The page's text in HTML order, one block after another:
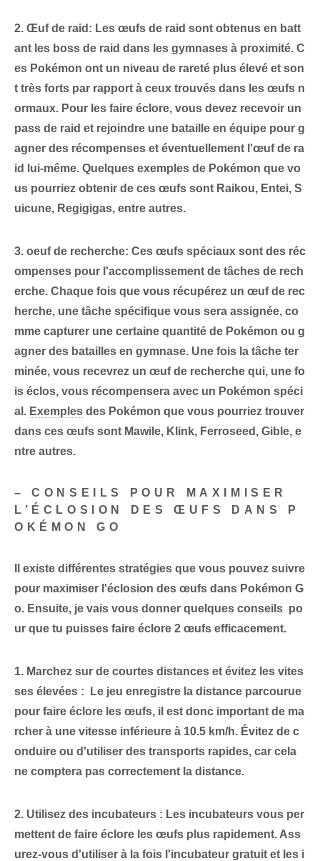
2.⁢ Œuf de raid : Les œufs de raid sont obtenus en batt
ant les boss de raid dans les gymnases à proximité. C
es Pokémon ont un niveau de rareté plus élevé et son
t très forts par rapport à ceux trouvés dans les œufs n
ormaux. Pour les faire éclore, vous devez recevoir un
pass de raid et rejoindre une bataille en équipe pour g
agner des récompenses et éventuellement l'œuf de ra
id lui-même. ‌Quelques exemples de Pokémon que vo
us pourriez obtenir de ces œufs‌ sont Raikou, Entei, S
uicune, Regigigas, ⁢entre autres.
3. oeuf de recherche: Ces œufs spéciaux sont des réc
ompenses pour l'accomplissement de tâches de rech
erche. Chaque fois que vous récupérez un œuf de rec
herche, une tâche spécifique vous sera assignée, co
mme capturer une certaine quantité de Pokémon ou g
agner des batailles en gymnase. Une fois la tâche ter
minée, vous recevrez un œuf de recherche qui, une fo
is éclos,⁢ vous récompensera avec un Pokémon spéci
al. Exemples des Pokémon que vous pourriez‌ trouver
dans‍ ces œufs​ sont Mawile, Klink, Ferroseed, Gible, e
ntre autres.
– CONSEILS POUR MAXIMISER
L’ÉCLOSION DES ŒUFS DANS P
OKÉMON GO
Il existe différentes stratégies que vous pouvez suivre
pour maximiser l'éclosion des œufs dans Pokémon G
o. Ensuite, je vais vous donner quelques conseils ‌ po
ur que tu puisses faire éclore 2 œufs efficacement.
1. Marchez sur de courtes distances et évitez les vites
ses élevées : ⁤ Le jeu enregistre la distance parcourue
pour faire éclore les œufs, il est donc important de ma
rcher à une vitesse inférieure à 10.5 km/h. Évitez de c
onduire ou d'utiliser des transports rapides, car cela
ne comptera pas correctement la distance.
2. Utilisez des incubateurs : Les incubateurs vous per
mettent de faire éclore les œufs plus rapidement. Ass
urez-vous d'utiliser à la fois l'incubateur gratuit et les i